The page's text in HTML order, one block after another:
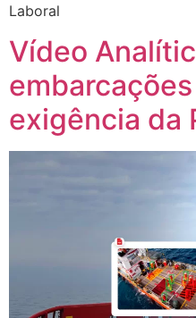
Laboral
Vídeo
exigência da